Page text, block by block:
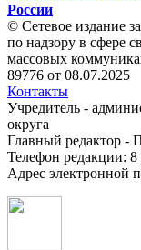
России
© Сетевое издание
по надзору в сфере
массовых
89776 от 08.07.2025
Контакты
Учредитель -
округа
Главный редактор -
Телефон редакции: 8
Адрес электронной